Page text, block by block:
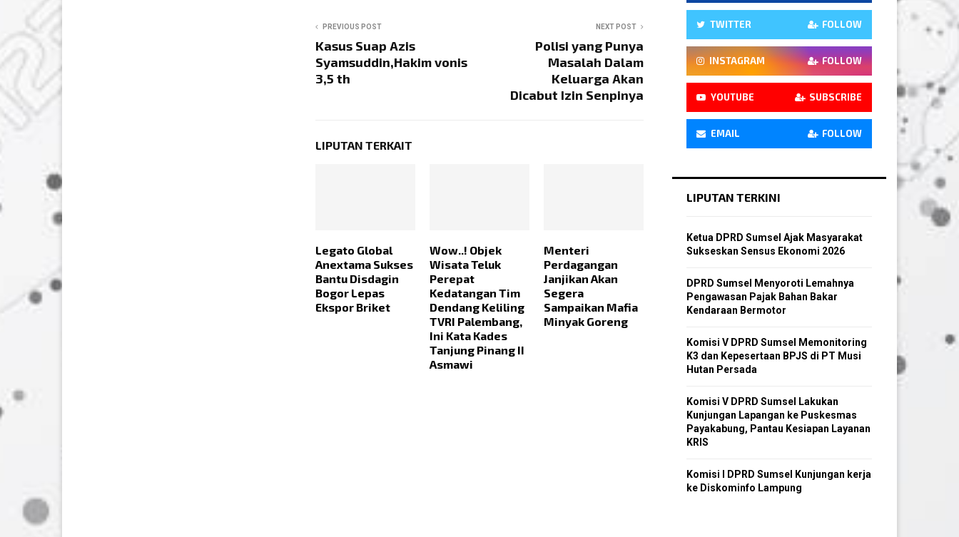
PREVIOUS POST
Kasus Suap Azis
Syamsuddin,Hakim vonis
3,5 th
NEXT POST
Polisi yang Punya
Masalah Dalam
Keluarga Akan
Dicabut Izin Senpinya
LIPUTAN TERKAIT
Legato Global
Anextama Sukses
Bantu Disdagin
Bogor Lepas
Ekspor Briket
Wow..! Objek
Wisata Teluk
Perepat
Kedatangan Tim
Dendang Keliling
TVRI Palembang,
Ini Kata Kades
Tanjung Pinang II
Asmawi
Menteri
Perdagangan
Janjikan Akan
Segera
Sampaikan Mafia
Minyak Goreng
TWITTER FOLLOW
INSTAGRAM FOLLOW
YOUTUBE SUBSCRIBE
EMAIL FOLLOW
LIPUTAN TERKINI
Ketua DPRD Sumsel Ajak Masyarakat
Sukseskan Sensus Ekonomi 2026
DPRD Sumsel Menyoroti Lemahnya
Pengawasan Pajak Bahan Bakar
Kendaraan Bermotor
Komisi V DPRD Sumsel Memonitoring
K3 dan Kepesertaan BPJS di PT Musi
Hutan Persada
Komisi V DPRD Sumsel Lakukan
Kunjungan Lapangan ke Puskesmas
Payakabung, Pantau Kesiapan Layanan
KRIS
Komisi I DPRD Sumsel Kunjungan kerja
ke Diskominfo Lampung